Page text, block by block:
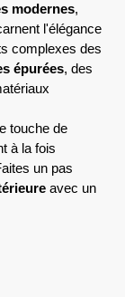
modernes,
l'élégance
complexes des
épurées, des
touche de
à la fois
un pas
avec un